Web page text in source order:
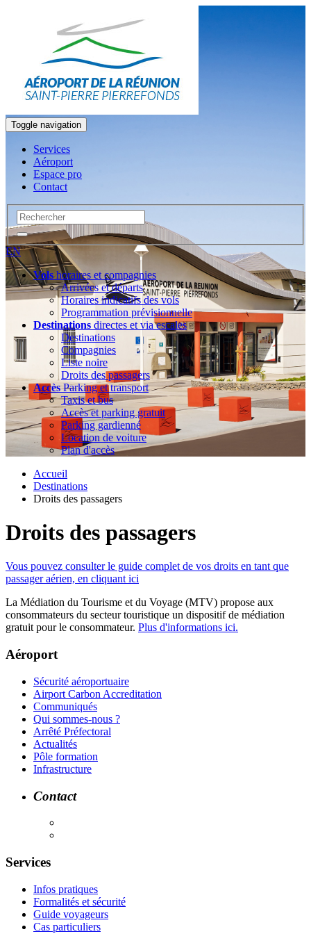
Toggle navigation
Services
Aéroport
Espace pro
Contact
EN
Volshoraires et compagnies
Arrivées et départs
Horaires indicatifs des vols
Programmation prévisionnelle
Destinations directes et via escales
Destinations
Compagnies
Liste noire
Droits des passagers
AccèsParking et transport
Taxis et bus
Accès et parking gratuit
Parking gardienné
Location de voiture
Plan d'accès
Accueil
Destinations
Droits des passagers
Droits des passagers
Vous pouvez consulter le guide complet de vos droits en tant que
passager aérien, en cliquant ici
La Médiation du Tourisme et du Voyage (MTV) propose aux
consommateurs du secteur touristique un dispositif de médiation
gratuit pour le consommateur. Plus d'informations ici.
Aéroport
Sécurité aéroportuaire
Airport Carbon Accreditation
Communiqués
Qui sommes-nous ?
Arrêté Préfectoral
Actualités
Pôle formation
Infrastructure
Contact
Services
Infos pratiques
Formalités et sécurité
Guide voyageurs
Cas particuliers